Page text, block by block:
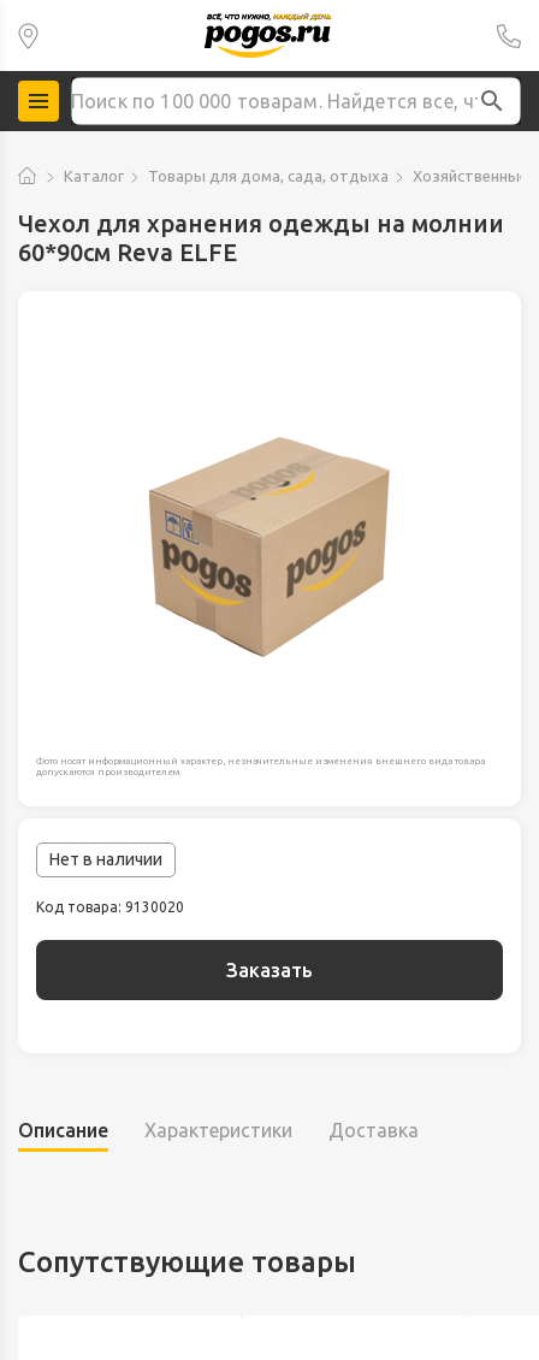
Каталог Товары для дома, сада, отдыха Хозяйственные
Чехол для хранения одежды на молнии
60*90см Reva ELFE
Фото носят информационный характер, незначительные изменения внешнего вида товара
допускаются производителем.
Нет в наличии
Код товара: 9130020
Заказать
Описание Характеристики Доставка
Сопутствующие товары